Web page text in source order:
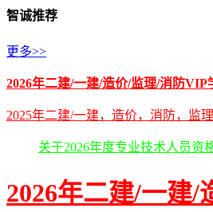
智诚推荐
更多>>
2026年二建/一建/造价/监理/消防VIP
2025年二建/一建，造价，消防，监
关于2026年度专业技术人员资
2026年二建/一建